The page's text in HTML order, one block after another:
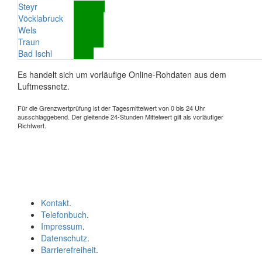
Steyr
Vöcklabruck
Wels
Traun
Bad Ischl
Es handelt sich um vorläufige Online-Rohdaten aus dem
Luftmessnetz.
Für die Grenzwertprüfung ist der Tagesmittelwert von 0 bis 24 Uhr
ausschlaggebend. Der gleitende 24-Stunden Mittelwert gilt als vorläufiger
Richtwert.
Kontakt.
Telefonbuch.
Impressum.
Datenschutz.
Barrierefreiheit.